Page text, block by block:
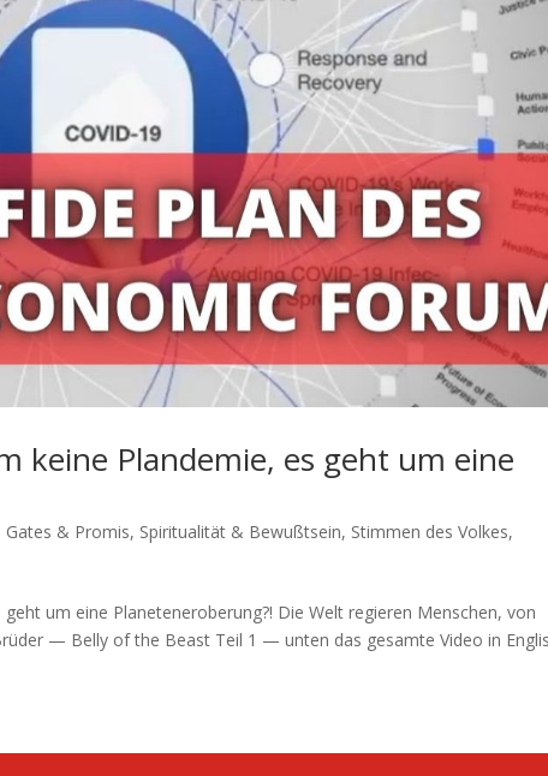
keine Plandemie, es geht um eine
Gates & Promis, Spiritualität & Bewußtsein, Stimmen des Volkes,
um eine Planeteneroberung?! Die Welt regie­ren Men­schen, von
— Bel­ly of the Beast Teil 1 — unten das gesam­te Video in